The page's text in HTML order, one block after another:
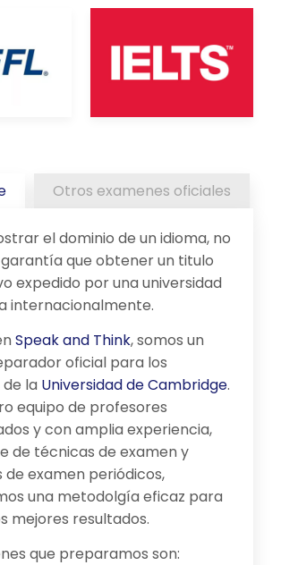
Otros examenes oficiales
el dominio de un idioma, no
que obtener un titulo
expedido por una universidad
internacionalmente.
Speak and Think, somos un
oficial para los
la Universidad de Cambridge.
equipo de profesores
y con amplia experiencia,
de técnicas de examen y
de examen periódicos,
una metodolgía eficaz para
mejores resultados.
que preparamos son: